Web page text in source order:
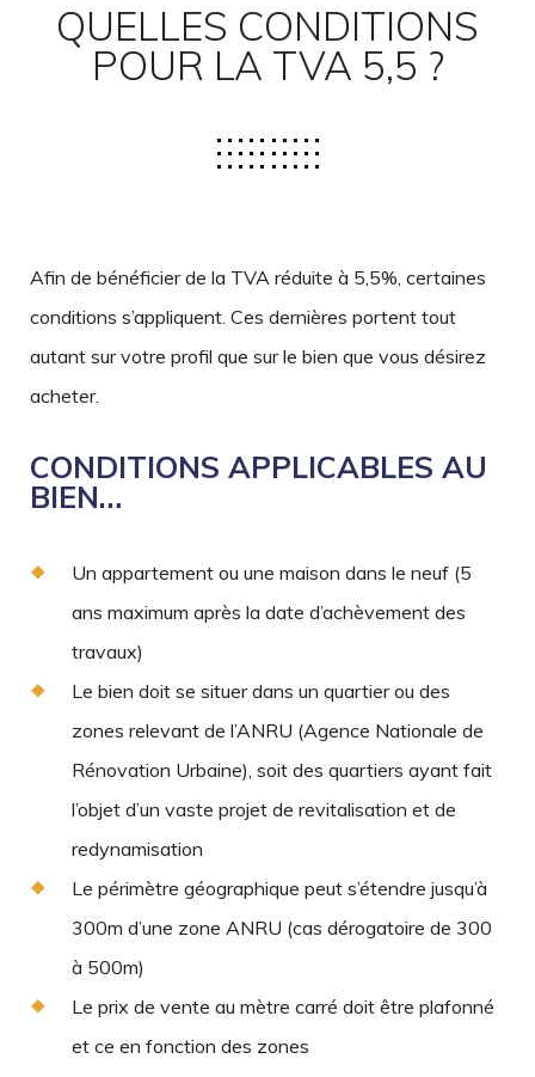
QUELLES CONDITIONS
POUR LA TVA 5,5 ?
Afin de bénéficier de la TVA réduite à 5,5%, certaines
conditions s’appliquent. Ces dernières portent tout
autant sur votre profil que sur le bien que vous désirez
acheter.
CONDITIONS APPLICABLES AU
BIEN…
Un appartement ou une maison dans le neuf (5
ans maximum après la date d’achèvement des
travaux)
Le bien doit se situer dans un quartier ou des
zones relevant de l’ANRU (Agence Nationale de
Rénovation Urbaine), soit des quartiers ayant fait
l’objet d’un vaste projet de revitalisation et de
redynamisation
Le périmètre géographique peut s’étendre jusqu’à
300m d’une zone ANRU (cas dérogatoire de 300
à 500m)
Le prix de vente au mètre carré doit être plafonné
et ce en fonction des zones